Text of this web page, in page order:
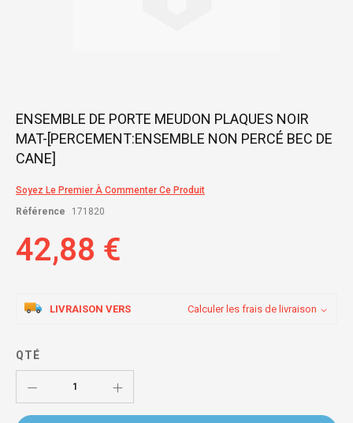
Skip
the
beginning
images
gallery
ENSEMBLE DE PORTE MEUDON PLAQUES NOIR
MAT-[PERCEMENT:ENSEMBLE NON PERCÉ BEC DE
CANE]
Soyez Le Premier À Commenter Ce Produit
Référence
171820
42,88 €
LIVRAISON VERS Calculer les frais de livraison
QTÉ